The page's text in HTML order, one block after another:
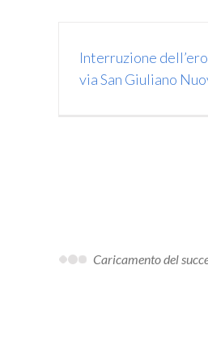
Interruzione
via San Giuliano
Caricamento del